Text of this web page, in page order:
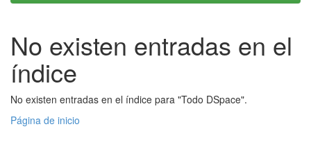
No existen entradas en el
índice
No existen entradas en el índice para "Todo DSpace".
Página de inicio